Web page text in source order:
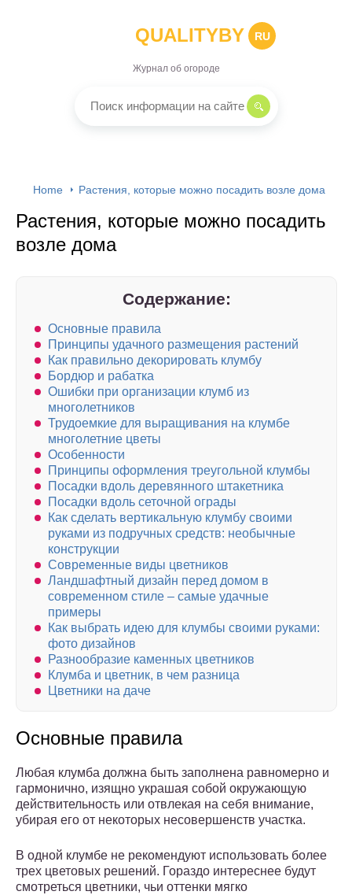
QUALITYBY RU
Журнал об огороде
Home Растения, которые можно посадить возле дома
Растения, которые можно посадить
возле дома
Содержание:
Основные правила
Принципы удачного размещения растений
Как правильно декорировать клумбу
Бордюр и рабатка
Ошибки при организации клумб из
многолетников
Трудоемкие для выращивания на клумбе
многолетние цветы
Особенности
Принципы оформления треугольной клумбы
Посадки вдоль деревянного штакетника
Посадки вдоль сеточной ограды
Как сделать вертикальную клумбу своими
руками из подручных средств: необычные
конструкции
Современные виды цветников
Ландшафтный дизайн перед домом в
современном стиле – самые удачные
примеры
Как выбрать идею для клумбы своими руками:
фото дизайнов
Разнообразие каменных цветников
Клумба и цветник, в чем разница
Цветники на даче
Основные правила
Любая клумба должна быть заполнена равномерно и
гармонично, изящно украшая собой окружающую
действительность или отвлекая на себя внимание,
убирая его от некоторых несовершенств участка.
В одной клумбе не рекомендуют использовать более
трех цветовых решений. Гораздо интереснее будут
смотреться цветники, чьи оттенки мягко